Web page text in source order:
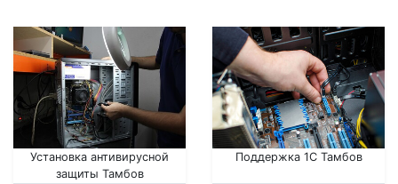
Установка антивирусной
защиты Тамбов
Поддержка 1С Тамбов